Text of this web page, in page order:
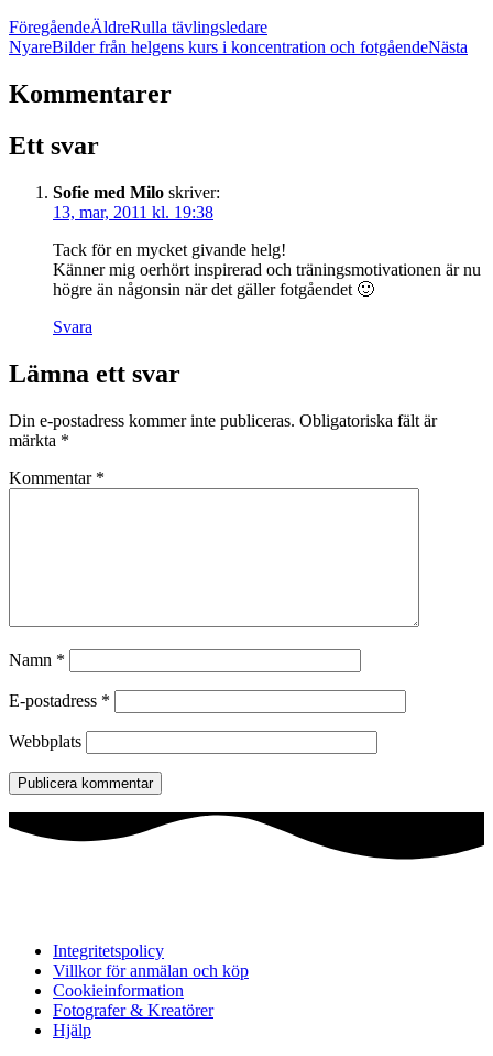
FöregåendeÄldreRulla tävlingsledare
NyareBilder från helgens kurs i koncentration och fotgåendeNästa
Kommentarer
Ett svar
Sofie med Milo skriver:
13, mar, 2011 kl. 19:38
Tack för en mycket givande helg!
Känner mig oerhört inspirerad och träningsmotivationen är nu
högre än någonsin när det gäller fotgåendet 🙂
Svara
Lämna ett svar
Din e-postadress kommer inte publiceras. Obligatoriska fält är
märkta *
Kommentar *
Namn *
E-postadress *
Webbplats
Integritetspolicy
Villkor för anmälan och köp
Cookieinformation
Fotografer & Kreatörer
Hjälp